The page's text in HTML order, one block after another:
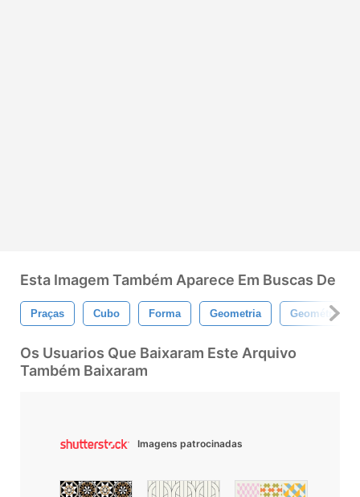
Esta Imagem Também Aparece Em Buscas De
Praças Cubo Forma Geometria Geométrico
Os Usuarios Que Baixaram Este Arquivo
Também Baixaram
Imagens patrocinadas